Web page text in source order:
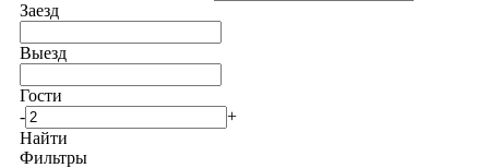
Заезд
Выезд
Гости
-
+
Найти
Фильтры